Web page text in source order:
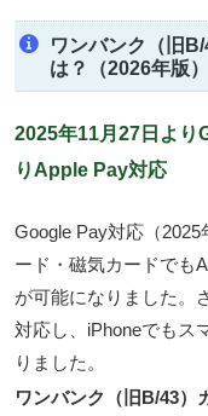
ワンバンク（旧
は？（2026年版）
2025年11月27日より
りApple Pay対応
Google Pay対応（
ード・磁気カードでも
が可能になりました。
対応し、iPhoneでもス
りました。
ワンバンク（旧B/43）